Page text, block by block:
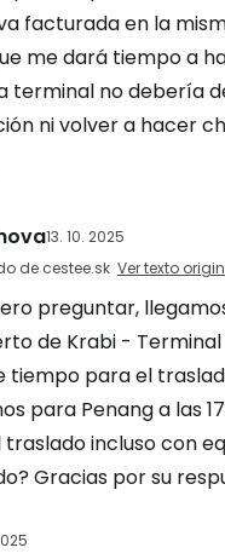
facturada en la
me dará tiempo a
terminal no debería
ni volver a hacer
13. 10. 2025
de cestee.sk Ver texto
preguntar,
de Krabi - Terminal
tiempo para el
para Penang a las
incluso con
Gracias por su